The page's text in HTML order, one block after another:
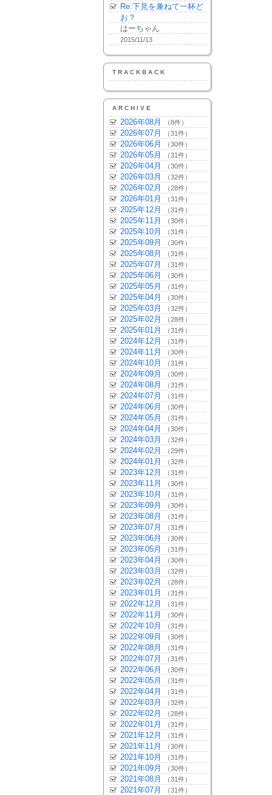
Re:下見を兼ねて一杯ど
お？
はーちゃん
2015/11/13
TRACKBACK
ARCHIVE
2026年08月 （8件）
2026年07月 （31件）
2026年06月 （30件）
2026年05月 （31件）
2026年04月 （30件）
2026年03月 （32件）
2026年02月 （28件）
2026年01月 （31件）
2025年12月 （31件）
2025年11月 （30件）
2025年10月 （31件）
2025年09月 （30件）
2025年08月 （31件）
2025年07月 （31件）
2025年06月 （30件）
2025年05月 （31件）
2025年04月 （30件）
2025年03月 （32件）
2025年02月 （28件）
2025年01月 （31件）
2024年12月 （31件）
2024年11月 （30件）
2024年10月 （31件）
2024年09月 （30件）
2024年08月 （31件）
2024年07月 （31件）
2024年06月 （30件）
2024年05月 （31件）
2024年04月 （30件）
2024年03月 （32件）
2024年02月 （29件）
2024年01月 （32件）
2023年12月 （31件）
2023年11月 （30件）
2023年10月 （31件）
2023年09月 （30件）
2023年08月 （31件）
2023年07月 （31件）
2023年06月 （30件）
2023年05月 （31件）
2023年04月 （30件）
2023年03月 （32件）
2023年02月 （28件）
2023年01月 （31件）
2022年12月 （31件）
2022年11月 （30件）
2022年10月 （31件）
2022年09月 （30件）
2022年08月 （31件）
2022年07月 （31件）
2022年06月 （30件）
2022年05月 （31件）
2022年04月 （31件）
2022年03月 （32件）
2022年02月 （28件）
2022年01月 （31件）
2021年12月 （31件）
2021年11月 （30件）
2021年10月 （31件）
2021年09月 （30件）
2021年08月 （31件）
2021年07月 （31件）